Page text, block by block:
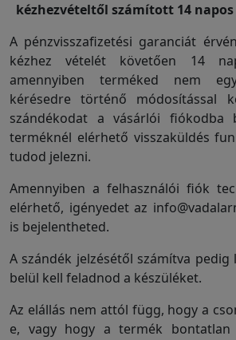
kézhezvételtől számított 14
A pénzvisszafizetési garanciát
kézhez vételét követően 14
amennyiben terméked nem
kérésedre történő módosítással
szándékodat a vásárlói fiókodba
terméknél elérhető visszaküldés
tudod jelezni.
Amennyiben a felhasználói fiók
elérhető, igényedet az
is bejelentheted.
A szándék jelzésétől számítva
belül kell feladnod a készüléket.
Az elállás nem attól függ, hogy a
e, vagy hogy a termék bontatlan